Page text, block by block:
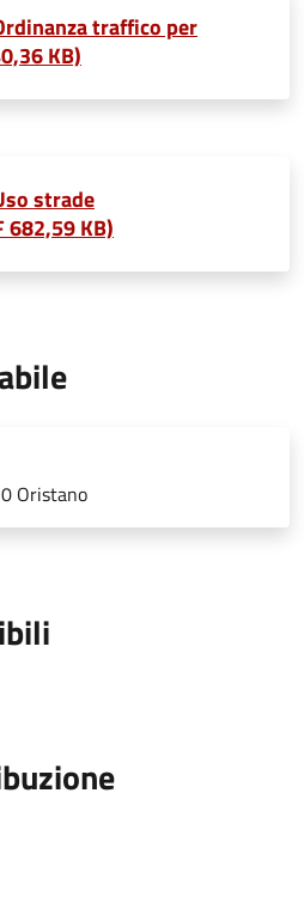
traffico per
KB)
strade
682,59 KB)
Oristano